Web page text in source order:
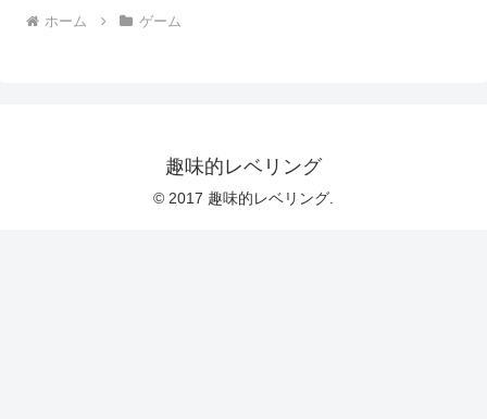
ホーム ゲーム
趣味的レベリング
© 2017 趣味的レベリング.